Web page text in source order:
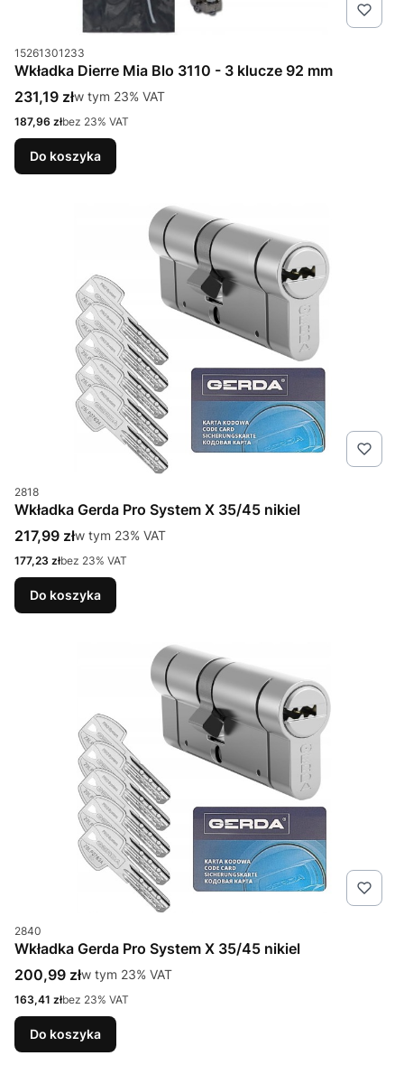
Kod produktu
15261301233
Wkładka Dierre Mia Blo 3110 - 3 klucze 92 mm
Cena brutto
231,19 złw tym %s VAT
w tym 23% VAT
Cena netto
187,96 złbez 23% VAT
Do koszyka
Kod produktu
2818
Wkładka Gerda Pro System X 35/45 nikiel
Cena brutto
217,99 złw tym %s VAT
w tym 23% VAT
Cena netto
177,23 złbez 23% VAT
Do koszyka
Kod produktu
2840
Wkładka Gerda Pro System X 35/45 nikiel
Cena brutto
200,99 złw tym %s VAT
w tym 23% VAT
Cena netto
163,41 złbez 23% VAT
Do koszyka